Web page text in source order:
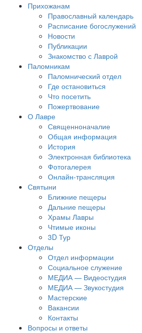
Прихожанам
Православный календарь
Расписание богослужений
Новости
Публикации
Знакомство с Лаврой
Паломникам
Паломнический отдел
Где остановиться
Что посетить
Пожертвование
О Лавре
Священноначалие
Общая информация
История
Электронная библиотека
Фотогалерея
Онлайн-трансляция
Святыни
Ближние пещеры
Дальние пещеры
Храмы Лавры
Чтимые иконы
3D Тур
Отделы
Отдел информации
Социальное служение
МЕДИА — Видеостудия
МЕДИА — Звукостудия
Мастерские
Вакансии
Контакты
Вопросы и ответы